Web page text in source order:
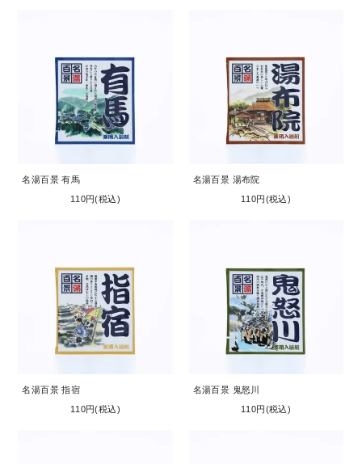
名湯百景 有馬
110円(税込)
名湯百景 湯布院
110円(税込)
名湯百景 指宿
110円(税込)
名湯百景 鬼怒川
110円(税込)